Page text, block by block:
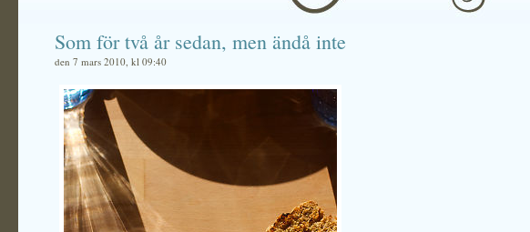
Som för två år sedan, men ändå inte
den 7 mars 2010, kl 09:40